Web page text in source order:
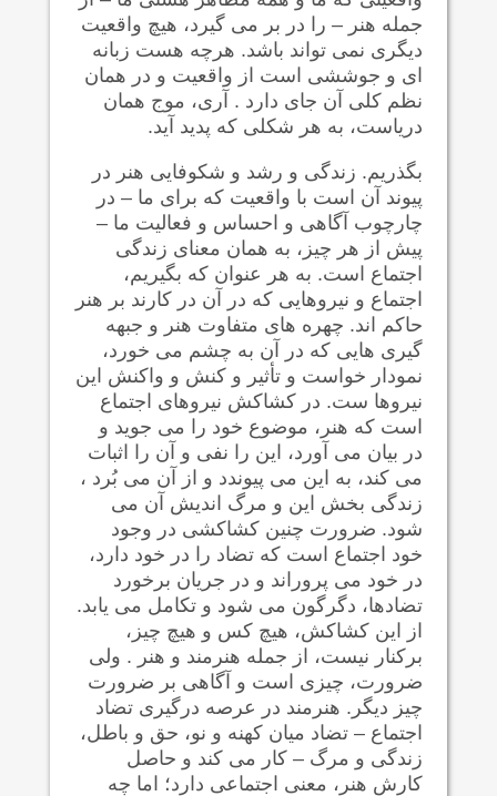
جمله هنر – را در بر می گیرد، هیچ واقعیت
دیگری نمی تواند باشد. هرچه هست زبانه
ای و جوششی است از واقعیت و در همان
نظم کلی آن جای دارد . آری، موج همان
دریاست، به هر شکلی که پدید آید.
بگذریم. زندگی و رشد و شکوفایی هنر در
پیوند آن است با واقعیت که برای ما – در
چارچوب آگاهی و احساس و فعالیت ما –
پیش از هر چیز، به همان معنای زندگی
اجتماع است. به هر عنوان که بگیریم،
اجتماع و نیروهایی که در آن در کارند بر هنر
حاکم اند. چهره های متفاوت هنر و جبهه
گیری هایی که در آن به چشم می خورد،
نمودار خواست و تأثیر و کنش و واکنش این
نیروها ست. در کشاکش نیروهای اجتماع
است که هنر، موضوع خود را می جوید و
در بیان می آورد، این را نفی و آن را اثبات
می کند، به این می پیوندد و از آن می بُرد ،
زندگی بخش این و مرگ اندیش آن می
شود. ضرورت چنین کشاکشی در وجود
خود اجتماع است که تضاد را در خود دارد،
در خود می پروراند و در جریان برخورد
تضادها، دگرگون می شود و تکامل می یابد.
از این کشاکش، هیچ کس و هیچ چیز،
برکنار نیست، از جمله هنرمند و هنر . ولی
ضرورت، چیزی است و آگاهی بر ضرورت
چیز دیگر. هنرمند در عرصه درگیری تضاد
اجتماع – تضاد میان کهنه و نو، حق و باطل،
زندگی و مرگ – کار می کند و حاصل
کارش هنر، معنی اجتماعی دارد؛ اما چه